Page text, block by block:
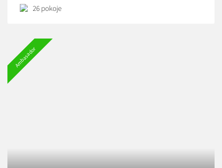
26 pokoje
Ambasador